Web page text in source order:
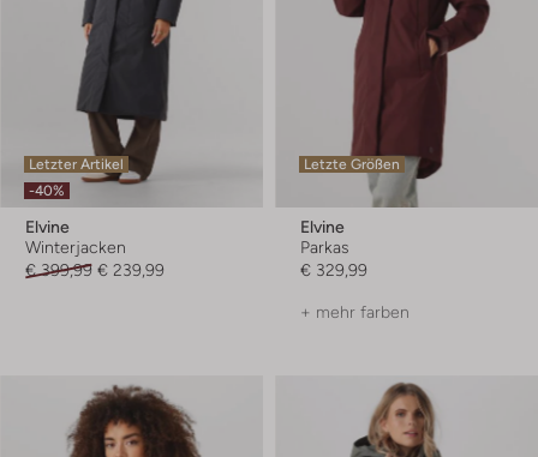
Letzter Artikel
-40%
Elvine
Winterjacken
€ 399,99 € 239,99
Letzte Größen
Elvine
Parkas
€ 329,99
+ mehr farben